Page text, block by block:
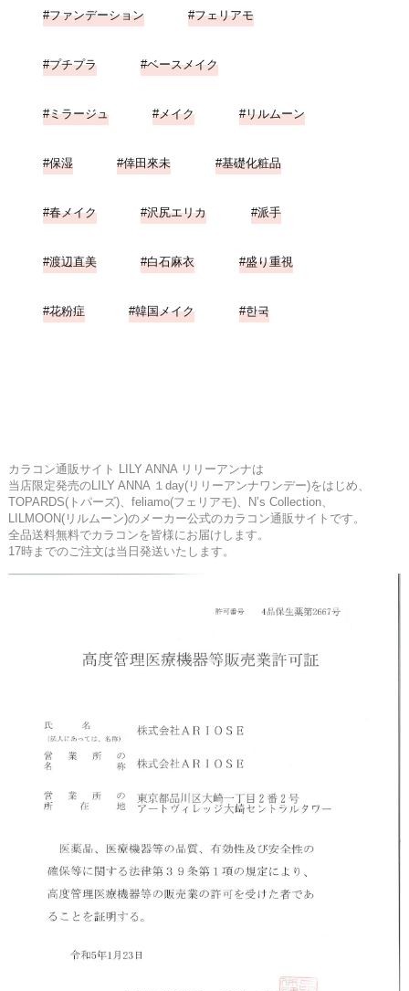
ファンデーション フェリアモ
プチプラ ベースメイク
ミラージュ メイク リルムーン
保湿 倖田來未 基礎化粧品
春メイク 沢尻エリカ 派手
渡辺直美 白石麻衣 盛り重視
花粉症 韓国メイク 한국
カラコン通販サイト LILY ANNA リリーアンナは
当店限定発売のLILY ANNA １day(リリーアンナワンデー)をはじめ、
TOPARDS(トパーズ)、feliamo(フェリアモ)、N’s Collection、
LILMOON(リルムーン)のメーカー公式のカラコン通販サイトです。
全品送料無料でカラコンを皆様にお届けします。
17時までのご注文は当日発送いたします。